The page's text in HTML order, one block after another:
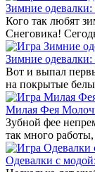
Зимние одевалки:
Кого так любят
Снеговика!
Зимние
Вот и выпал
на покрытые
Милая Фея
Зубной фее
так много
Одевалки с